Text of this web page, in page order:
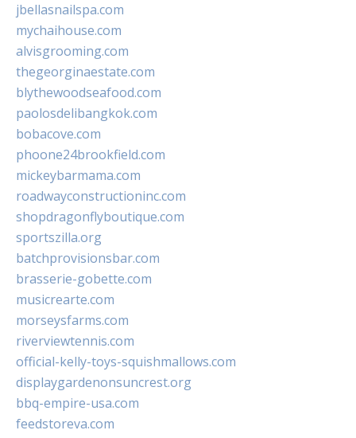
jbellasnailspa.com
mychaihouse.com
alvisgrooming.com
thegeorginaestate.com
blythewoodseafood.com
paolosdelibangkok.com
bobacove.com
phoone24brookfield.com
mickeybarmama.com
roadwayconstructioninc.com
shopdragonflyboutique.com
sportszilla.org
batchprovisionsbar.com
brasserie-gobette.com
musicrearte.com
morseysfarms.com
riverviewtennis.com
official-kelly-toys-squishmallows.com
displaygardenonsuncrest.org
bbq-empire-usa.com
feedstoreva.com